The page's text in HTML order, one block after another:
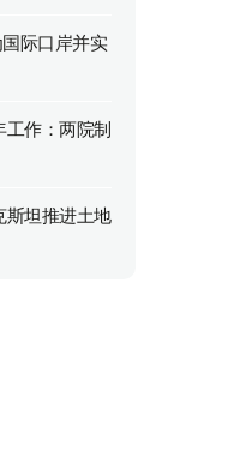
际口岸并实
作：两院制
斯坦推进土地